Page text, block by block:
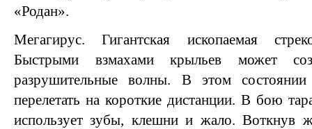
«Родан».
Мегагирус. Гигантская ископаемая
Быстрыми взмахами крыльев может
разрушительные волны. В этом
перелетать на короткие дистанции. В бою
использует зубы, клешни и жало. Воткнув